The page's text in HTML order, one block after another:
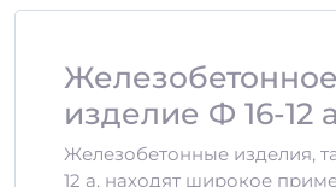
Железобетонное
изделие Ф 16-12 а
Железобетонные изделия,
12 а, находят широкое